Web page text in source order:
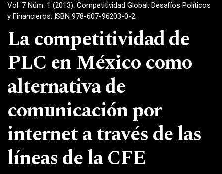
Vol. 7 Núm. 1 (2013): Competitividad Global. Desafíos Políticos
y Financieros: ISBN 978-607-96203-0-2
La competitividad de
PLC en México como
alternativa de
comunicación por
internet a través de las
líneas de la CFE